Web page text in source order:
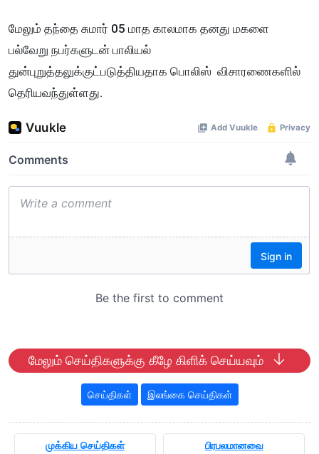
மேலும் தந்தை சுமார் 05 மாத காலமாக தனது மகளை
பல்வேறு நபர்களுடன் பாலியல்
துன்புறுத்தலுக்குட்படுத்தியதாக பொலிஸ் விசாரணைகளில்
தெரியவந்துள்ளது.
மேலும் செய்திகளுக்கு கீழே கிளிக் செய்யவும்
செய்திகள் இலங்கை செய்திகள்
முக்கிய செய்திகள் பிரபலமானவை